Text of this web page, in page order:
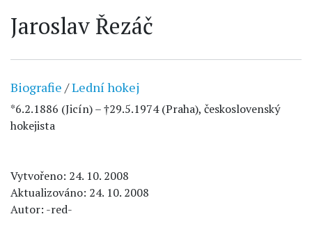
Jaroslav Řezáč
Biografie /Lední hokej
*6.2.1886 (Jicín) – †29.5.1974 (Praha), československý
hokejista
Vytvořeno: 24. 10. 2008
Aktualizováno: 24. 10. 2008
Autor: -red-